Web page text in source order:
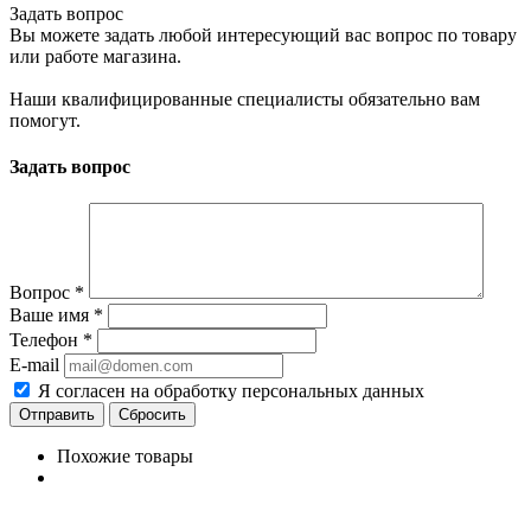
Задать вопрос
Вы можете задать любой интересующий вас вопрос по товару
или работе магазина.
Наши квалифицированные специалисты обязательно вам
помогут.
Задать вопрос
Вопрос *
Ваше имя *
Телефон *
E-mail
Я согласен на обработку персональных данных
Сбросить
Похожие товары